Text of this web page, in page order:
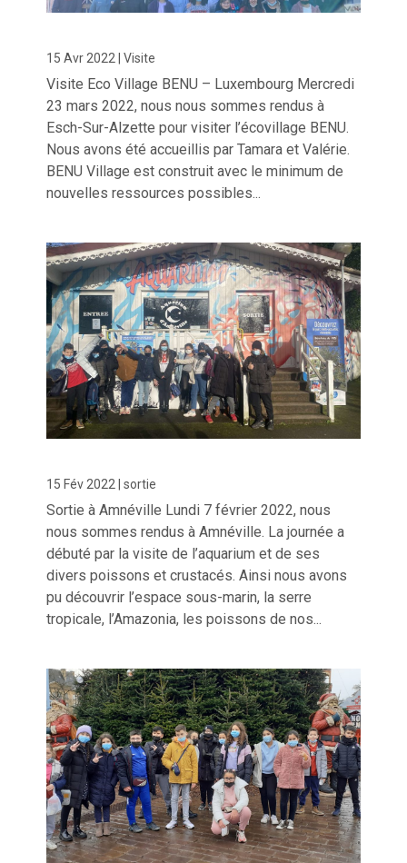
15 Avr 2022 |Visite
Visite Eco Village BENU – Luxembourg Mercredi
23 mars 2022, nous nous sommes rendus à
Esch-Sur-Alzette pour visiter l’écovillage BENU.
Nous avons été accueillis par Tamara et Valérie.
BENU Village est construit avec le minimum de
nouvelles ressources possibles...
15 Fév 2022 |sortie
Sortie à Amnéville Lundi 7 février 2022, nous
nous sommes rendus à Amnéville. La journée a
débuté par la visite de l’aquarium et de ses
divers poissons et crustacés. Ainsi nous avons
pu découvrir l’espace sous-marin, la serre
tropicale, l’Amazonia, les poissons de nos...